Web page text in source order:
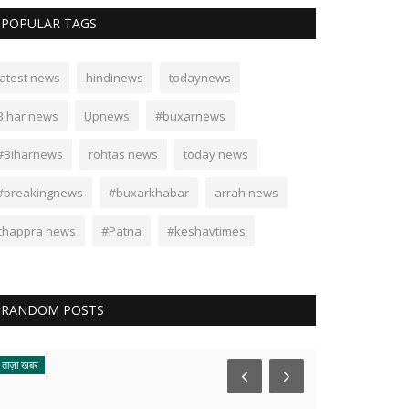
POPULAR TAGS
news hindinews todaynews
news Upnews #buxarnews
rohtas news today news
#buxarkhabar arrah news
news #Patna #keshavtimes
RANDOM POSTS
ताज़ा खबर